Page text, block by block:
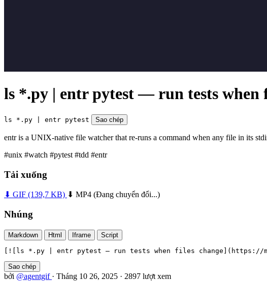
ls *.py | entr pytest — run tests when
ls *.py | entr pytest Sao chép
entr is a UNIX-native file watcher that re-runs a command when any file in its
#unix #watch #pytest #tdd #entr
Tải xuống
⬇ GIF (139,7 KB) ⬇ MP4 (Đang chuyển đổi...)
Nhúng
Markdown Html Iframe Script
[![ls *.py | entr pytest — run tests when files change](https://
Sao chép
bởi @agentgif · Tháng 10 26, 2025 · 2897 lượt xem